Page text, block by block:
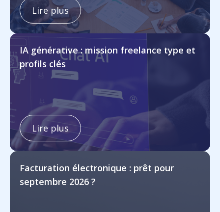
Lire plus
IA générative : mission freelance type et
profils clés
Lire plus
Facturation électronique : prêt pour
septembre 2026 ?